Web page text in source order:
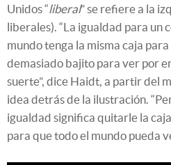
Unidos “liberal” se refiere a la
liberales). “La igualdad para un
mundo tenga la misma caja
demasiado bajito para ver por
suerte”, dice Haidt, a partir del
idea detrás de la ilustración.
igualdad significa quitarle la
para que todo el mundo pueda